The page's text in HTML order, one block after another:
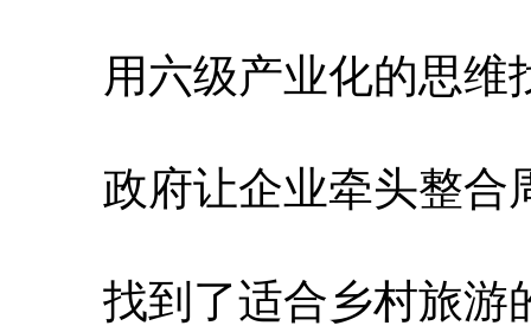
用六级产业化的思维
政府让企业牵头整合
找到了适合乡村旅游